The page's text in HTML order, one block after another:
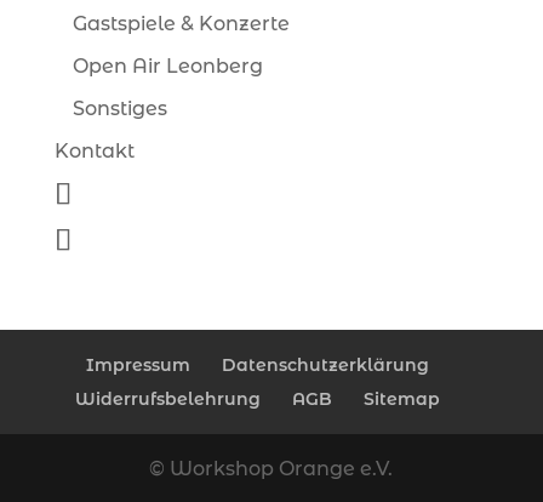
Gastspiele & Konzerte
Open Air Leonberg
Sonstiges
Kontakt
Impressum
Datenschutzerklärung
Widerrufsbelehrung
AGB Sitemap
© Workshop Orange e.V.